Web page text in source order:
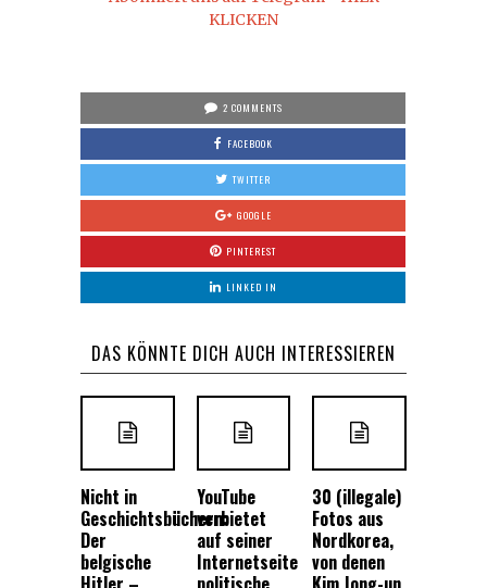
KLICKEN
2 COMMENTS
FACEBOOK
TWITTER
GOOGLE
PINTEREST
LINKED IN
DAS KÖNNTE DICH AUCH INTERESSIEREN
Nicht in
Geschichtsbüchern:
Der
belgische
YouTube
verbietet
auf seiner
Internetseite
30 (illegale)
Fotos aus
Nordkorea,
von denen